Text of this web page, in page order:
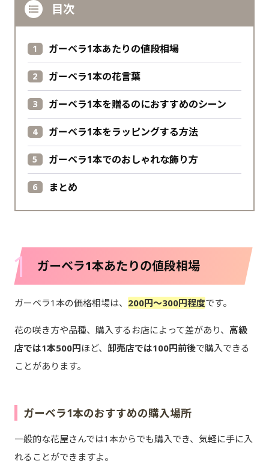
目次
ガーベラ1本あたりの値段相場
ガーベラ1本の花言葉
ガーベラ1本を贈るのにおすすめのシーン
ガーベラ1本をラッピングする方法
ガーベラ1本でのおしゃれな飾り方
まとめ
1 ガーベラ1本あたりの値段相場
ガーベラ1本の価格相場は、 200円～300円程度です。
花の咲き方や品種、購入するお店によって差があり、 高級
店では1本500円ほど、 卸売店では100円前後で購入できる
ことがあります。
ガーベラ1本のおすすめの購入場所
一般的な花屋さんでは1本からでも購入でき、気軽に手に入
れることができますよ。